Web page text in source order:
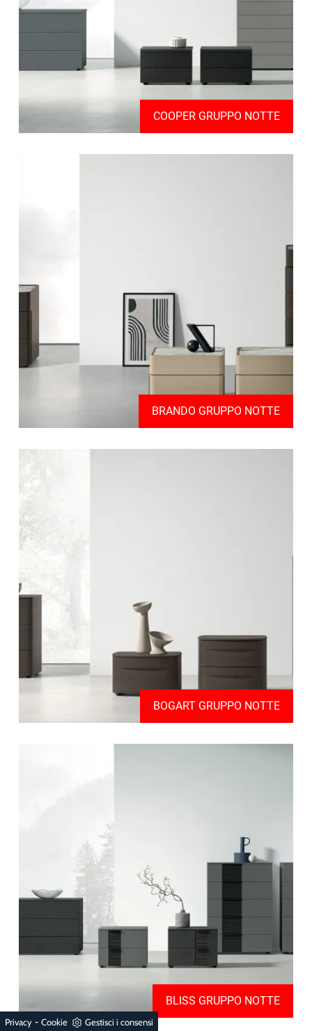
COOPER GRUPPO NOTTE
BRANDO GRUPPO NOTTE
BOGART GRUPPO NOTTE
BLISS GRUPPO NOTTE
Privacy - Cookie Gestisci i consensi